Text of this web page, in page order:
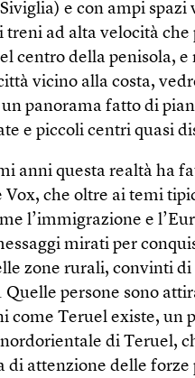
e con ampi spazi
treni ad alta velocità che
centro della penisola, e
vicino alla costa,
panorama fatto di
e piccoli centri quasi
anni questa realtà ha
Vox, che oltre ai temi
l’immigrazione e
mirati per
zone rurali, convinti di
Quelle persone sono
come Teruel existe, un
di Teruel,
di attenzione delle forze